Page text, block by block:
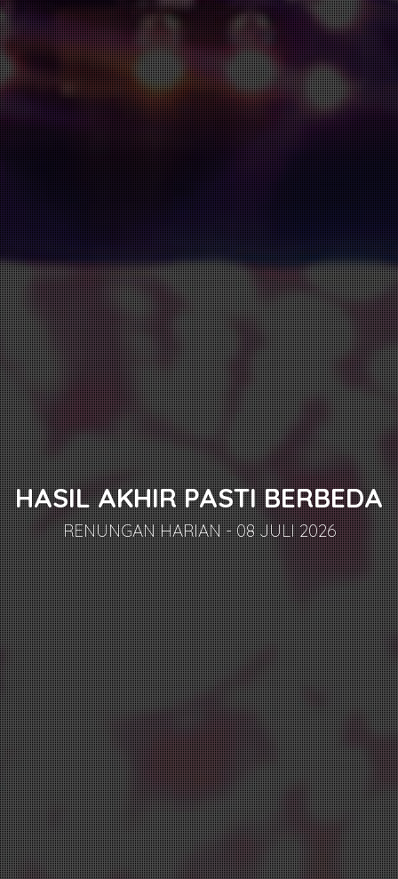
HASIL AKHIR PASTI BERBEDA
RENUNGAN HARIAN - 08 JULI 2026